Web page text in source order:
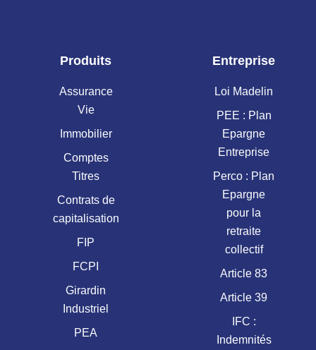
Produits
Assurance
Vie
Immobilier
Comptes
Titres
Contrats de
capitalisation
FIP
FCPI
Girardin
Industriel
PEA
Entreprise
Loi Madelin
PEE : Plan
Epargne
Entreprise
Perco : Plan
Epargne
pour la
retraite
collectif
Article 83
Article 39
IFC :
Indemnités